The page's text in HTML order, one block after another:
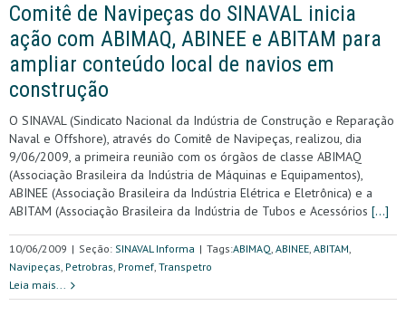
Comitê de Navipeças do SINAVAL inicia
ação com ABIMAQ, ABINEE e ABITAM para
ampliar conteúdo local de navios em
construção
O SINAVAL (Sindicato Nacional da Indústria de Construção e Reparação
Naval e Offshore), através do Comitê de Navipeças, realizou, dia
9/06/2009, a primeira reunião com os órgãos de classe ABIMAQ
(Associação Brasileira da Indústria de Máquinas e Equipamentos),
ABINEE (Associação Brasileira da Indústria Elétrica e Eletrônica) e a
ABITAM (Associação Brasileira da Indústria de Tubos e Acessórios […]
10/06/2009 | Seção: SINAVAL Informa | Tags:ABIMAQ, ABINEE, ABITAM,
Navipeças, Petrobras, Promef, Transpetro
Leia mais...